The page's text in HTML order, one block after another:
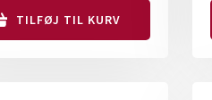
TILFØJ TIL KURV